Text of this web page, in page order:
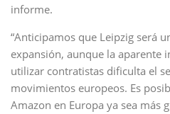
informe.
“Anticipamos que Leipzig será
expansión, aunque la aparente
utilizar contratistas dificulta el
movimientos europeos. Es
Amazon en Europa ya sea más